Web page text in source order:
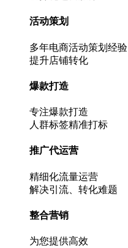
活动策划
多年电商活动策划经验
提升店铺转化
爆款打造
专注爆款打造
人群标签精准打标
推广代运营
精细化流量运营
解决引流、转化难题
整合营销
为您提供高效